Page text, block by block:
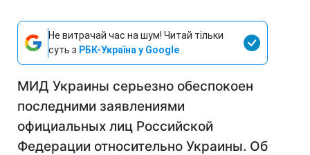
Не витрачай час на шум! Читай тільки
суть з РБК-Україна у Google
МИД Украины серьезно обеспокоен
последними заявлениями
официальных лиц Российской
Федерации относительно Украины. Об